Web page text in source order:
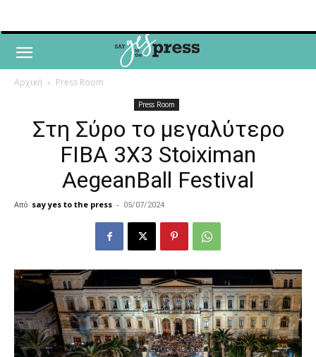
Αρχική Press Room
Press Room
Στη Σύρο το μεγαλύτερο
FIBA 3X3 Stoiximan
AegeanBall Festival
Από say yes to the press - 05/07/2024